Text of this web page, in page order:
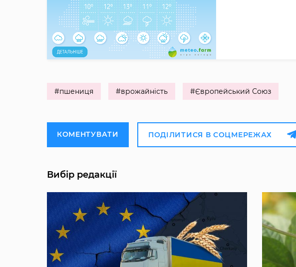
#пшениця #врожайність #Європейський Союз
КОМЕНТУВАТИ ПОДІЛИТИСЯ В СОЦМЕРЕЖАХ
Вибір редакції